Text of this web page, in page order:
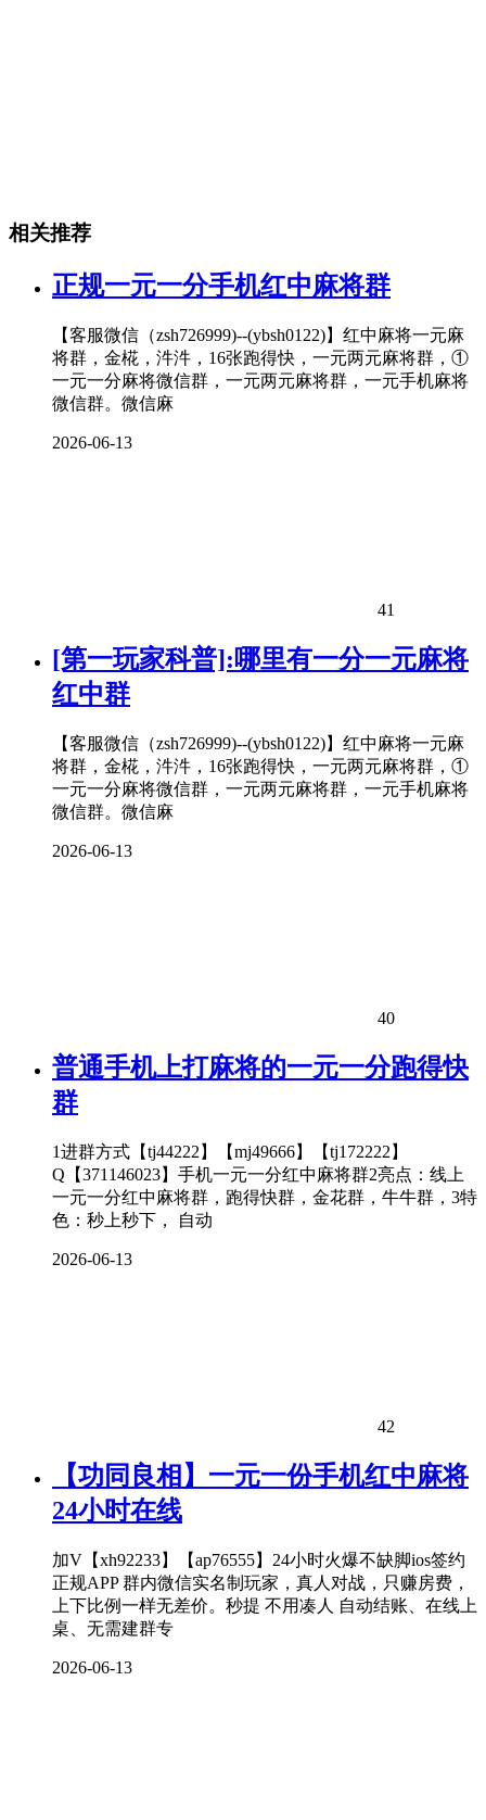
相关推荐
正规一元一分手机红中麻将群
【客服微信（zsh726999)--(ybsh0122)】红中麻将一元麻
将群，金椛，汼汼，16张跑得快，一元两元麻将群，①
一元一分麻将微信群，一元两元麻将群，一元手机麻将
微信群。微信麻
2026-06-13
41
[第一玩家科普]:哪里有一分一元麻将
红中群
【客服微信（zsh726999)--(ybsh0122)】红中麻将一元麻
将群，金椛，汼汼，16张跑得快，一元两元麻将群，①
一元一分麻将微信群，一元两元麻将群，一元手机麻将
微信群。微信麻
2026-06-13
40
普通手机上打麻将的一元一分跑得快
群
1进群方式【tj44222】【mj49666】【tj172222】
Q【371146023】手机一元一分红中麻将群2亮点：线上
一元一分红中麻将群，跑得快群，金花群，牛牛群，3特
色：秒上秒下， 自动
2026-06-13
42
【功同良相】一元一份手机红中麻将
24小时在线
加V【xh92233】【ap76555】24小时火爆不缺脚ios签约
正规APP 群内微信实名制玩家，真人对战，只赚房费，
上下比例一样无差价。秒提 不用凑人 自动结账、在线上
桌、无需建群专
2026-06-13